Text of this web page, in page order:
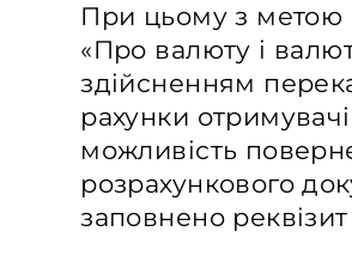
При цьому з метою
«Про валюту і
здійсненням
рахунки
можливість
розрахункового
заповнено